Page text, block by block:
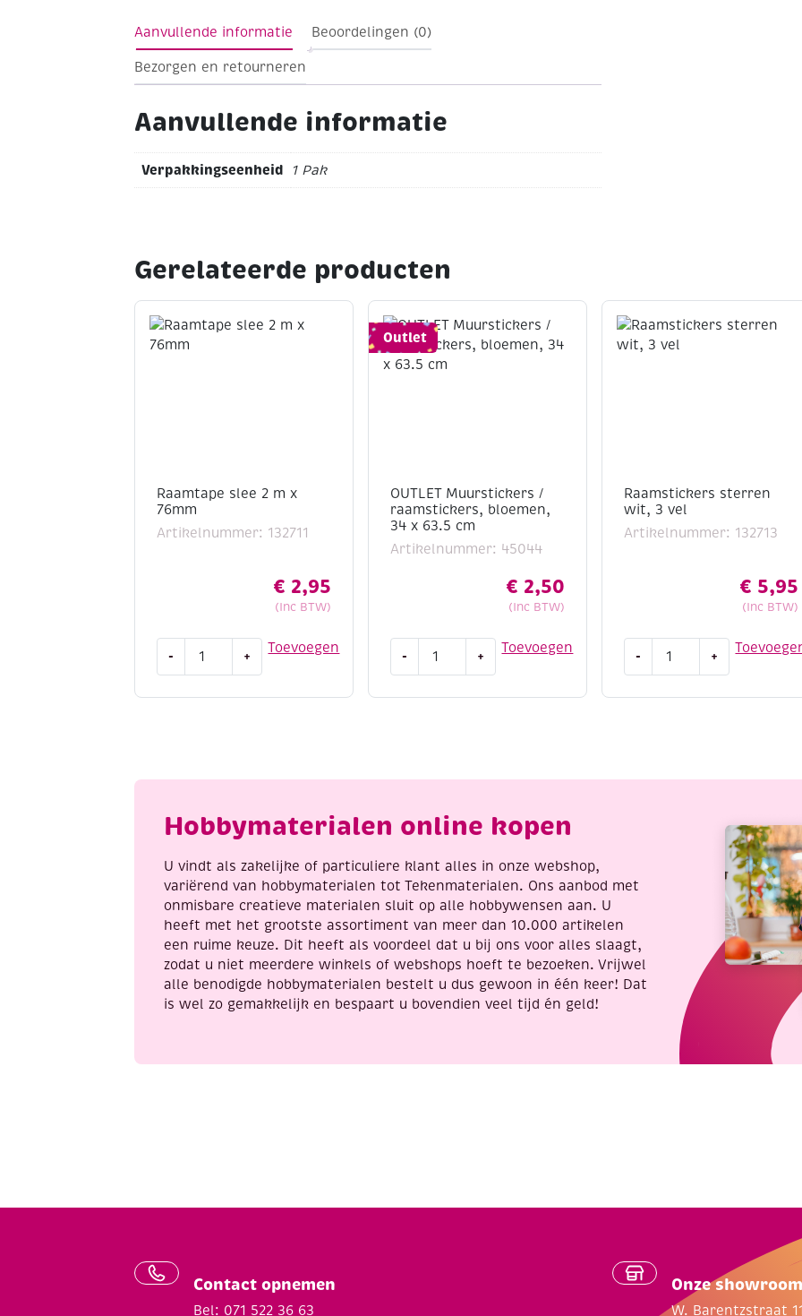
Aanvullende informatie Beoordelingen (0)
Bezorgen en retourneren
Aanvullende informatie
Verpakkingseenheid 1 Pak
Gerelateerde producten
Raamtape slee 2 m x
76mm
Artikelnummer: 132711
€ 2,95
(Inc BTW)
Toevoegen
- +
Outlet
OUTLET Muurstickers /
raamstickers, bloemen,
34 x 63.5 cm
Artikelnummer: 45044
€ 2,50
(Inc BTW)
Toevoegen
-
Muurstickers
63.5
aantal
+
Raamstickers sterren
wit, 3 vel
Artikelnummer: 132713
€ 5,95
(Inc BTW)
-
sterren
+
Hobbymaterialen online kopen
U vindt als zakelijke of particuliere klant alles in onze webshop,
variërend van hobbymaterialen tot Tekenmaterialen. Ons aanbod met
onmisbare creatieve materialen sluit op alle hobbywensen aan. U
heeft met het grootste assortiment van meer dan 10.000 artikelen
een ruime keuze. Dit heeft als voordeel dat u bij ons voor alles slaagt,
zodat u niet meerdere winkels of webshops hoeft te bezoeken. Vrijwel
alle benodigde hobbymaterialen bestelt u dus gewoon in één keer! Dat
is wel zo gemakkelijk en bespaart u bovendien veel tijd én geld!
Contact opnemen
Bel: 071 522 36 63
Onze showroom
W. Barentzstraat